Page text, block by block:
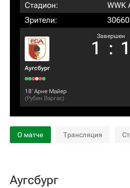
Стадион:
WWK
Зрители:
30660
Аугсбург
Завершен
1 : 1
18‎’‎ Арне Майер
(Рубен Варгас)
О матче Трансляция
Аугсбург